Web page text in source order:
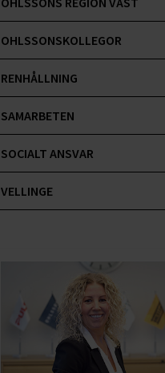
OHLSSONSKOLLEGOR
RENHÅLLNING
SAMARBETEN
SOCIALT ANSVAR
VELLINGE